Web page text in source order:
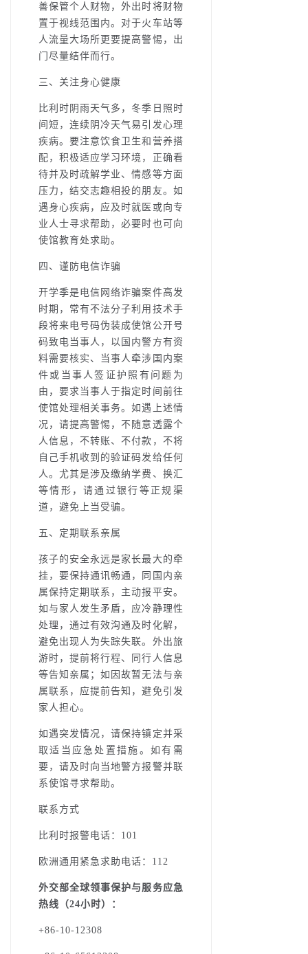
善保管个人财物，外出时将财物
置于视线范围内。对于火车站等
人流量大场所更要提高警惕，出
门尽量结伴而行。
三、关注身心健康
比利时阴雨天气多，冬季日照时
间短，连续阴冷天气易引发心理
疾病。要注意饮食卫生和营养搭
配，积极适应学习环境，正确看
待并及时疏解学业、情感等方面
压力，结交志趣相投的朋友。如
遇身心疾病，应及时就医或向专
业人士寻求帮助，必要时也可向
使馆教育处求助。
四、谨防电信诈骗
开学季是电信网络诈骗案件高发
时期，常有不法分子利用技术手
段将来电号码伪装成使馆公开号
码致电当事人，以国内警方有资
料需要核实、当事人牵涉国内案
件或当事人签证护照有问题为
由，要求当事人于指定时间前往
使馆处理相关事务。如遇上述情
况，请提高警惕，不随意透露个
人信息，不转账、不付款，不将
自己手机收到的验证码发给任何
人。尤其是涉及缴纳学费、换汇
等情形，请通过银行等正规渠
道，避免上当受骗。
五、定期联系亲属
孩子的安全永远是家长最大的牵
挂，要保持通讯畅通，同国内亲
属保持定期联系，主动报平安。
如与家人发生矛盾，应冷静理性
处理，通过有效沟通及时化解，
避免出现人为失踪失联。外出旅
游时，提前将行程、同行人信息
等告知亲属；如因故暂无法与亲
属联系，应提前告知，避免引发
家人担心。
如遇突发情况，请保持镇定并采
取适当应急处置措施。如有需
要，请及时向当地警方报警并联
系使馆寻求帮助。
联系方式
比利时报警电话：101
欧洲通用紧急求助电话：112
外交部全球领事保护与服务应急
热线（24小时）：
+86-10-12308